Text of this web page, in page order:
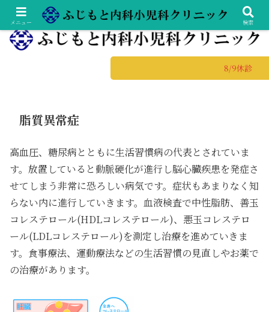
土日診療の総合内科専門医・小児科専門医
8/9休診
脂質異常症
高血圧、糖尿病とともに生活習慣病の代表とされていま
す。放置していると動脈硬化が進行し脳心臓疾患を発症さ
せてしまう非常に恐ろしい病気です。症状もあまりなく知
らない内に進行していきます。血液検査で中性脂肪、善玉
コレステロール(HDLコレステロール)、悪玉コレステロ
ール(LDLコレステロール)を測定し治療を進めていきま
す。食事療法、運動療法などの生活習慣の見直しやお薬で
の治療があります。
メニュー 検索